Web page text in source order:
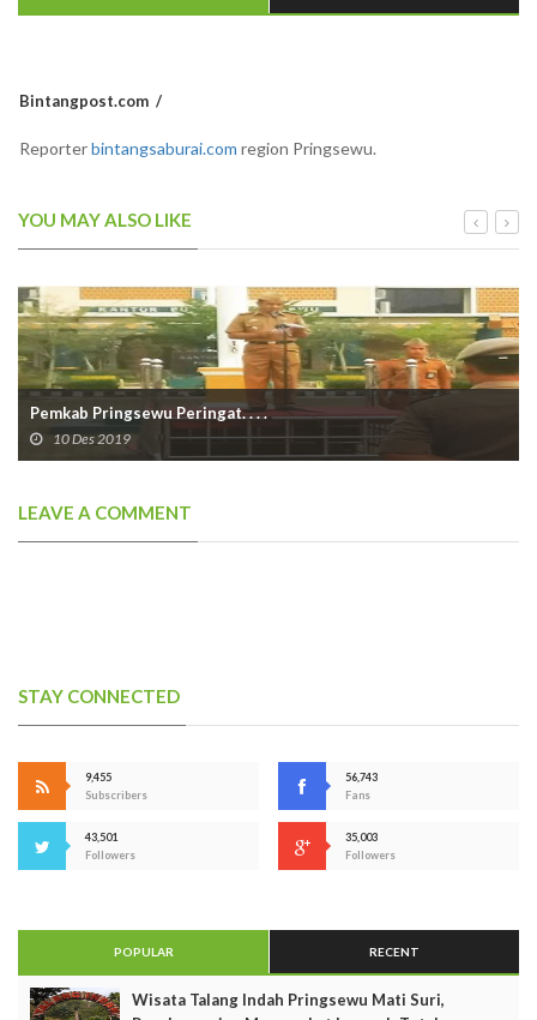
Bintangpost.com
Reporterbintangsaburai.com region Pringsewu.
YOU MAY ALSO LIKE
Pemkab Pringsewu Peringat. . . .
10 Des 2019
LEAVE A COMMENT
STAY CONNECTED
9,455
Subscribers
56,743
Fans
43,501
Followers
35,003
Followers
POPULAR RECENT
Wisata Talang Indah Pringsewu Mati Suri,